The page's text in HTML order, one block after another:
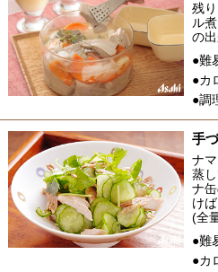
残
ル
の
●難
●カ
●調
手
ナ
蒸
ナ
け
(全
●難
●カ